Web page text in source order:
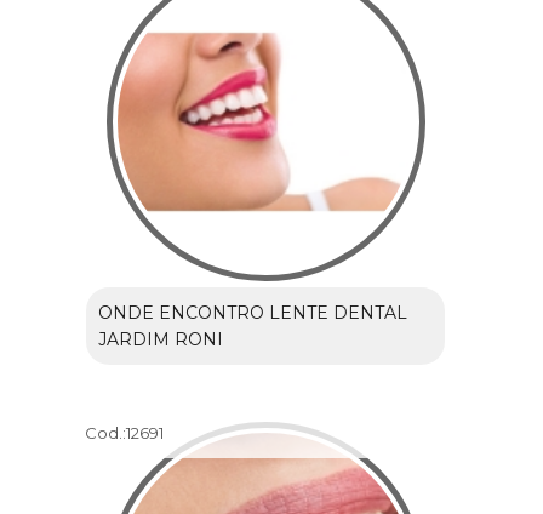
ONDE ENCONTRO LENTE DENTAL
JARDIM RONI
Cod.:12691